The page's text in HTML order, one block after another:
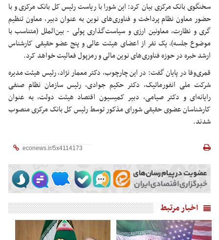
سخنگوی بانک مرکزی بیان کرد: این شورا با ریاست رئیس کل بانک مرکزی و با
حضور معاون نظام پرداخت و فناوری‌های نوین به عنوان دبیر، معاون تنظیم
گری و نظارت، معاونین ارزی و سیاست‌گذاری پولی - بین‌الملل (متناسب با
موضوع جلسه)، یک نفر از اعضای هیئت عالی و پنج عضو حقیقی کارشناس
ارشد خبره در حوزه فناوری‌های نوین مالی و رمزپول فعالیت خواهد کرد.
قمری‌وفا در پایان گفت: در این چارچوب، دکتر معمار نژاد، رئیس هیئت مدیره
شرکت ملی انفورماتیک، دکتر حکیم جوادی، رئیس سازمان نظام صنفی
رایانه‌ای و دکتر صیامی، دبیر کمیسیون اقتصاد هیئت دولت، به عنوان
کارشناسان عضوی حقیقی شورای مذکور توسط رئیس کل بانک مرکزی منصوب
شدند.
اخبار مرتبط